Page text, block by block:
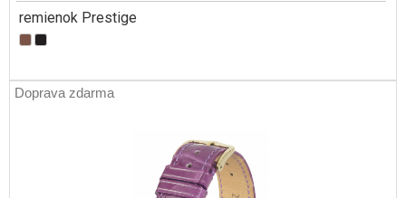
remienok Prestige
Doprava zdarma